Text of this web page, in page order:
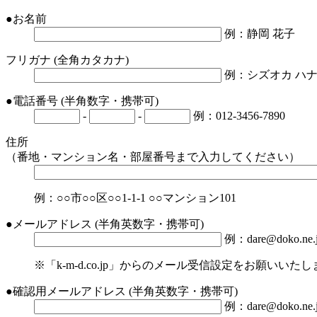
●お名前
例：静岡 花子
フリガナ (全角カタカナ)
例：シズオカ ハ
●電話番号 (半角数字・携帯可)
-
- 例：012-3456-7890
住所
（番地・マンション名・部屋番号まで入力してください）
例：○○市○○区○○1-1-1 ○○マンション101
● メールアドレス (半角英数字・携帯可)
例：
※「k-m-d.co.jp」からのメール受信設定をお願いいたし
●確認用メールアドレス (半角英数字・携帯可)
例：